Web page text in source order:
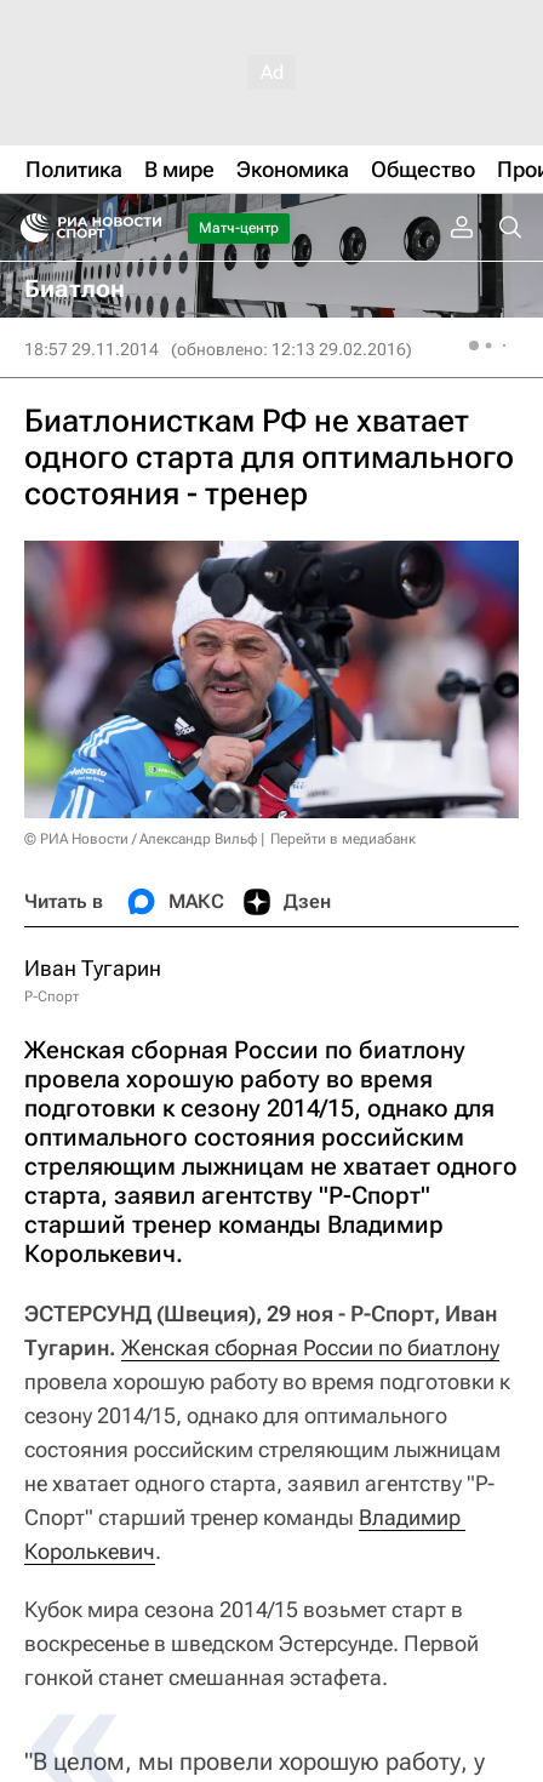
Политика В мире Экономика Общество
Матч-центр
Биатлон
18:57 29.11.2014 (обновлено: 12:13 29.02.2016)
Биатлонисткам РФ не хватает
одного старта для оптимального
состояния - тренер
© РИА Новости / Александр Вильф Перейти в медиабанк
Читать в МАКС Дзен
Иван Тугарин
Р-Спорт
Женская сборная России по биатлону
провела хорошую работу во время
подготовки к сезону 2014/15, однако для
оптимального состояния российским
стреляющим лыжницам не хватает одного
старта, заявил агентству "Р-Спорт"
старший тренер команды Владимир
Королькевич.
ЭСТЕРСУНД (Швеция), 29 ноя - Р-Спорт, Иван
Тугарин. Женская сборная России по биатлону
провела хорошую работу во время подготовки к
сезону 2014/15, однако для оптимального
состояния российским стреляющим лыжницам
не хватает одного старта, заявил агентству "Р-
Спорт" старший тренер команды Владимир
Королькевич.
Кубок мира сезона 2014/15 возьмет старт в
воскресенье в шведском Эстерсунде. Первой
гонкой станет смешанная эстафета.
"В целом, мы провели хорошую работу, у